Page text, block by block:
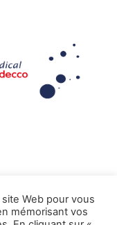
Web pour vous
mémorisant vos